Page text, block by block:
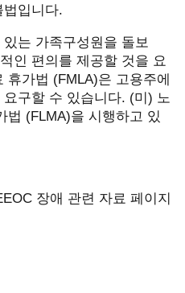
법입니다.
는 가족구성원을 돌보
인 편의를 제공할 것을 요
휴가법 (FMLA)은 고용주에
구할 수 있습니다. (미) 노
법 (FLMA)을 시행하고 있
장애 관련 자료 페이지